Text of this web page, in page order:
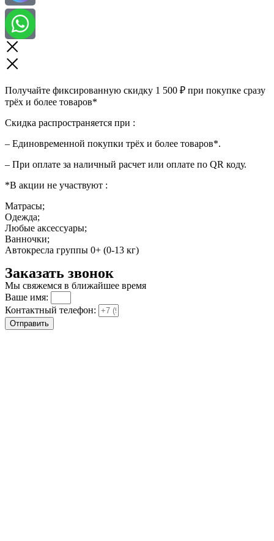
Получайте фиксированную скидку 1 500 ₽ при покупке сразу
трёх и более товаров*
Скидка распространяется при :
– Единовременной покупки трёх и более товаров*.
– При оплате за наличный расчет или оплате по QR коду.
*В акции не участвуют :
Матрасы;
Одежда;
Любые аксессуары;
Ванночки;
Автокресла группы 0+ (0-13 кг)
Заказать звонок
Мы свяжемся в ближайшее время
Ваше имя:
Контактный телефон:
Отправить